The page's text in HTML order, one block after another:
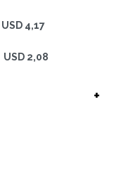
USD 4,17
USD 2,08